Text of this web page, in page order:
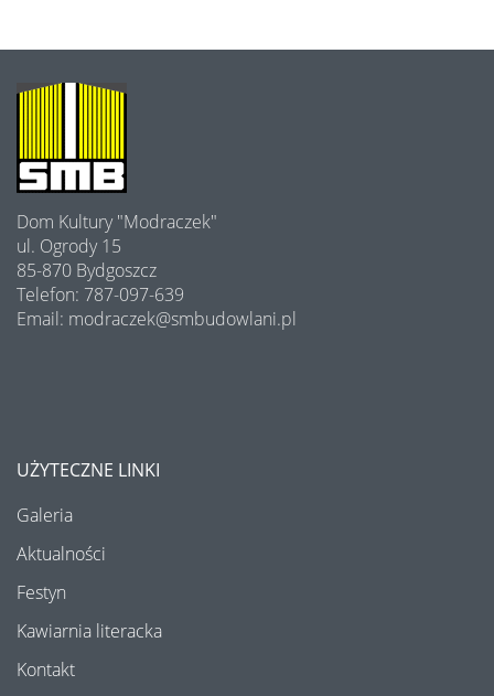
Kawiarnia Literacka - Roman Sidorkiewicz
Półki literatury - Kawiarnia Literacka
Program Edukacji Spółdzielczej 2025
Bezpieczny Senior - DEBATA
Półki literatury - Kawiarnia Literacka
Koncert z okazji Dnia Mamy i Taty
O
Dom Kultury "Modraczek"
ul. Ogrody 15
85-870 Bydgoszcz
Telefon: 787-097-639
Email: modraczek@smbudowlani.pl
UŻYTECZNE LINKI
Galeria
Aktualności
Festyn
Kawiarnia literacka
Kontakt